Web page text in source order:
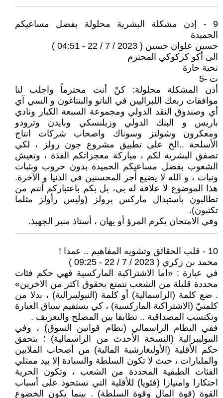
9 - إذن مشكلة البشرية محلولة بفضل مساعيكم
الحميدة
حسين علوان حسين ( 2023 / 7 / 22 - 04:51 )
الى أكو كركوكي المحترم
تحية حارة
ت -5
أذن المشكلة محلولة: كنْ أنت محترماً واجلب لنا
موافقات ربعك اللبراليين في الناتو والبنتاغون و السي آي
أي وصندوق النقد الدولي ومجموعة السبعة الكبار ونادي
باريس و البنك الدولي وزيلنسكي وبايدن وترودو
ومعكرون وشولتز وسوناك واصحاب شركات انتاج
الأسلحة ..الخ على تطبيق مشروع جون رولز ، لكي
تصفق البشرية لكم ، مباركة معجزاتكم الفذة ، وتعيش
الشعوب بفضل مساعيكم الحميدة بدون حروب وبثبات
ونبات ، و الله لا يضيع أجر المحسنين في الدنيا و الآخرة.
هذا الموضوع لا علاقة له بي، بل بكم باعتباركم أنتم من
تطالبون باستبدال ماركس برولز (وليس رأولز مثلما
تكتبون).
وفي الامتحان يكرم المرؤ أو يهان ، أستاذ منير الجهبذ.
10 - قلب الحقائق وتشويه المفاهيم .. عمدا !
محمد بن زكري ( 2023 / 7 / 22 - 09:25 )
في عبارة : «اما الاشتراكية الماركسية فهي حكم فئات
محددة قليلة من الشعب تتمتع بحقوق اكثر من الاخرين»
. ضع كلمة (الراسمالية) أو كلمة (النيوليبرالية) ، بدلا من
كلمتيّ (الاشتراكية الماركسية) ، كي يستقيم سياق العبارة
وتكتسب المصداقية .. تطابقا بين المصلح والتعريف .
ففي النظام الراسمالي (نظام قوانين السوق) ، وفي
النيوليبرالية (النسخة الأحدث من الراسمالية) ؛ يتحقق
حكم الأقلية (الأوليغارشية المالية) من أصحاب الملايين
والمليارات ، حيث لا تكون السلطة والسيادة إلا بيد ممثلي
الفئات الطبقية المحددة من الشعب ، وتكون الحرية
احتكارا وامتيازا (فئويا) للأقلية التي تستحوذ على أسباب
القوة (قوة المال وقوة السلطة) . بينما يكون الخضوع